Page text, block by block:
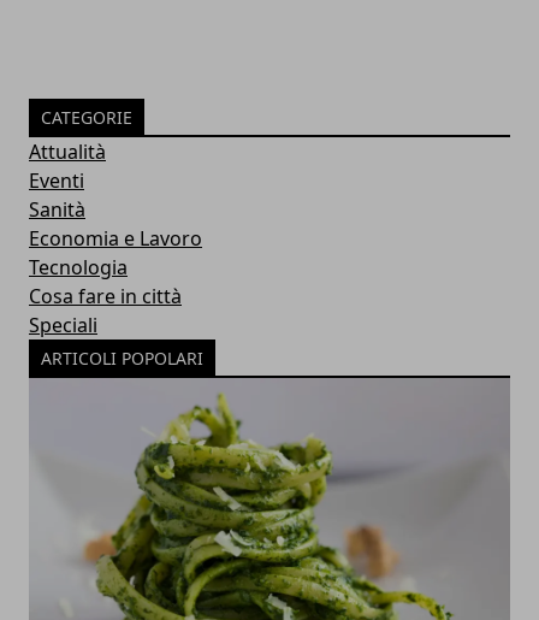
CATEGORIE
Attualità
Eventi
Sanità
Economia e Lavoro
Tecnologia
Cosa fare in città
Speciali
ARTICOLI POPOLARI